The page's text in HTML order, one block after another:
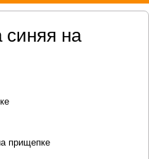
синяя на
прищепке